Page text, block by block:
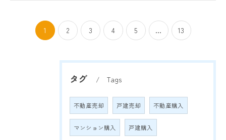
1 2 3 4 5 ... 13
タグ Tags
不動産売却 戸建売却 不動産購入
マンション購入 戸建購入